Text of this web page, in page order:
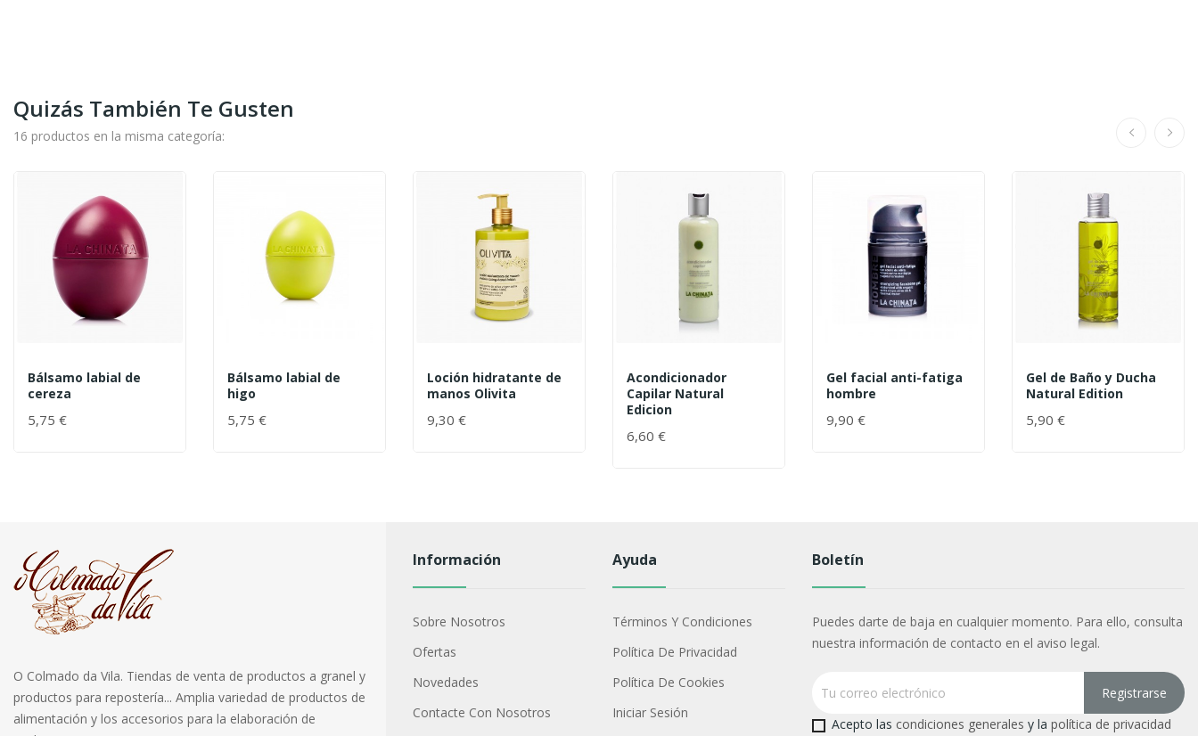
Quizás También Te Gusten
16 productos en la misma categoría:
Bálsamo labial de
cereza
5,75 €
Bálsamo labial de
higo
5,75 €
Loción hidratante de
manos Olivita
9,30 €
Acondicionador
Capilar Natural
Edicion
6,60 €
Gel facial anti-fatiga
hombre
9,90 €
Gel de Baño y Ducha
Natural Edition
5,90 €
O Colmado da Vila. Tiendas de venta de productos a granel y
productos para repostería... Amplia variedad de productos de
alimentación y los accesorios para la elaboración de
Información
Sobre Nosotros
Ofertas
Novedades
Contacte Con Nosotros
Ayuda
Términos Y Condiciones
Política De Privacidad
Política De Cookies
Iniciar Sesión
Boletín
Puedes darte de baja en cualquier momento. Para ello, consulta
nuestra información de contacto en el aviso legal.
Acepto las condiciones generales y la política de privacidad